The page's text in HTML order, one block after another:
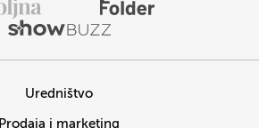
Uredništvo
Prodaja i marketing